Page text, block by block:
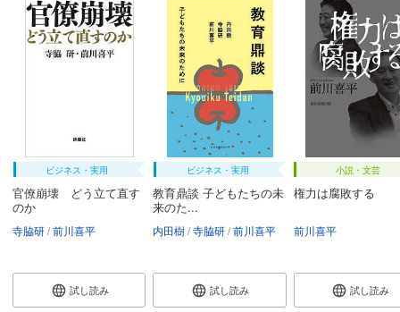
ビジネス・実用
官僚崩壊 どう立て直す
のか
寺脇研 前川喜平
試し読み
ビジネス・実用
教育鼎談 子どもたちの未
来のた...
内田樹 寺脇研 前川喜平
試し読み
小説・文芸
権力は腐敗する
前川喜平
試し読み